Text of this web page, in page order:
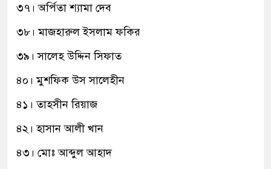
৩৭। অর্পিতা শ্যামা দেব
৩৮। মাজহারুল ইসলাম ফকির
৩৯। সালেহ উদ্দিন সিফাত
৪০। মুশফিক উস সালেহীন
৪১। তাহসীন রিয়াজ
৪২। হাসান আলী খান
৪৩। মোঃ আব্দুল আহাদ